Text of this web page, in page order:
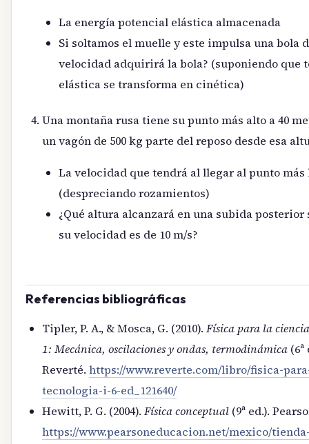
La energía potencial elástica almacenada
Si soltamos el muelle y este impulsa una bola
velocidad adquirirá la bola? (suponiendo que
elástica se transforma en cinética)
Una montaña rusa tiene su punto más alto a 40
un vagón de 500 kg parte del reposo desde esa
La velocidad que tendrá al llegar al punto más
(despreciando rozamientos)
¿Qué altura alcanzará en una subida posterior
su velocidad es de 10 m/s?
Referencias bibliográficas
Tipler, P. A., & Mosca, G. (2010). Física para la
1: Mecánica, oscilaciones y ondas, termodinámica
Reverté. https://www.reverte.com/libro/fisica-
tecnologia-i-6-ed_121640/
Hewitt, P. G. (2004). Física conceptual (9ª ed.).
https://www.pearsoneducacion.net/mexico/